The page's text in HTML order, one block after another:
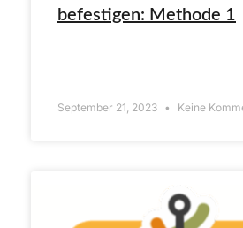
befestigen: Methode 1
September 21, 2023 Keine